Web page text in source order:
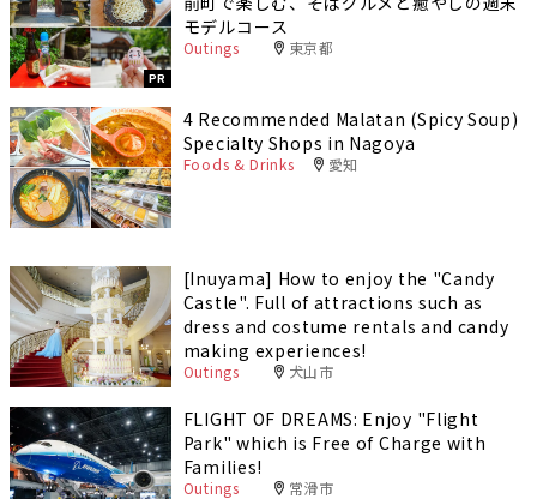
PR
モデルコース
Outings 東京都
4 Recommended Malatan (Spicy Soup)
Specialty Shops in Nagoya
Foods & Drinks 愛知
[Inuyama] How to enjoy the "Candy
Castle". Full of attractions such as
dress and costume rentals and candy
making experiences!
Outings 犬山市
FLIGHT OF DREAMS: Enjoy "Flight
Park" which is Free of Charge with
Families!
Outings 常滑市